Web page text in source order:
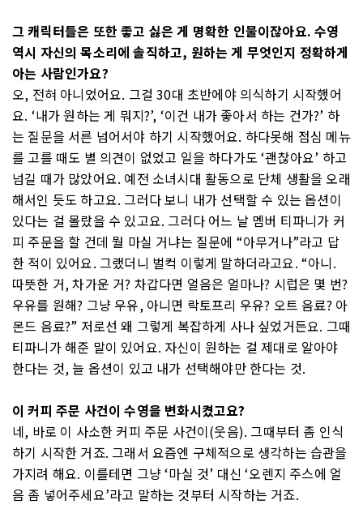
그 캐릭터들은 또한 좋고 싫은 게 명확한 인물이잖아요. 수영
역시 자신의 목소리에 솔직하고, 원하는 게 무엇인지 정확하게
아는 사람인가요?
오, 전혀 아니었어요. 그걸 30대 초반에야 의식하기 시작했어
요. ‘내가 원하는 게 뭐지?’, ‘이건 내가 좋아서 하는 건가?’ 하
는 질문을 서른 넘어서야 하기 시작했어요. 하다못해 점심 메뉴
를 고를 때도 별 의견이 없었고 일을 하다가도 ‘괜찮아요’ 하고
넘길 때가 많았어요. 예전 소녀시대 활동으로 단체 생활을 오래
해서인 듯도 하고요. 그러다 보니 내가 선택할 수 있는 옵션이
있다는 걸 몰랐을 수 있고요. 그러다 어느 날 멤버 티파니가 커
피 주문을 할 건데 뭘 마실 거냐는 질문에 “아무거나”라고 답
한 적이 있어요. 그랬더니 벌컥 이렇게 말하더라고요. “아니.
따뜻한 거, 차가운 거? 차갑다면 얼음은 얼마나? 시럽은 몇 번?
우유를 원해? 그냥 우유, 아니면 락토프리 우유? 오트 음료? 아
몬드 음료?” 저로선 왜 그렇게 복잡하게 사나 싶었거든요. 그때
티파니가 해준 말이 있어요. 자신이 원하는 걸 제대로 알아야
한다는 것, 늘 옵션이 있고 내가 선택해야만 한다는 것.
이 커피 주문 사건이 수영을 변화시켰고요?
네, 바로 이 사소한 커피 주문 사건이(웃음). 그때부터 좀 인식
하기 시작한 거죠. 그래서 요즘엔 구체적으로 생각하는 습관을
가지려 해요. 이를테면 그냥 ‘마실 것’ 대신 ‘오렌지 주스에 얼
음 좀 넣어주세요’라고 말하는 것부터 시작하는 거죠.